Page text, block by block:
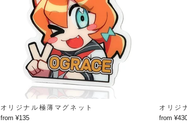
オリジナル極薄マグネット
from ¥135
オリジ
from